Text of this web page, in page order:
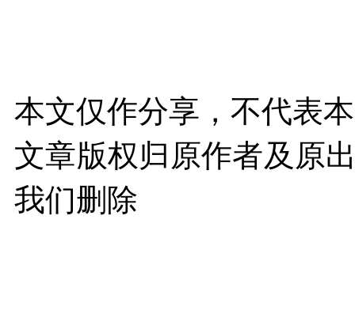
本文仅作分享，不代表
文章版权归原作者及原
我们删除